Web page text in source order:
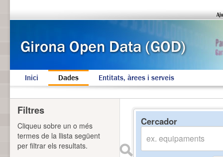
Inici Dades Entitats, àrees i serveis
Cercador
Filtres
Cliqueu sobre un o més
termes de la llista següent
per filtrar els resultats.